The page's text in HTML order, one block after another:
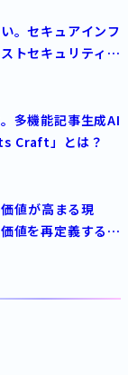
。セキュアインフ
トセキュリティの
多機能記事生成AI
Craft」とは？
値が高まる現
値を再定義する